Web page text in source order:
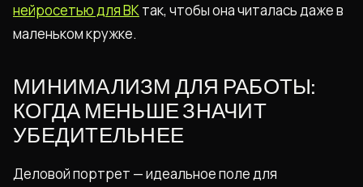
нейросетью для ВКтак, чтобы она читалась даже в
маленьком кружке.
МИНИМАЛИЗМ ДЛЯ РАБОТЫ:
КОГДА МЕНЬШЕ ЗНАЧИТ
УБЕДИТЕЛЬНЕЕ
Деловой портрет — идеальное поле для